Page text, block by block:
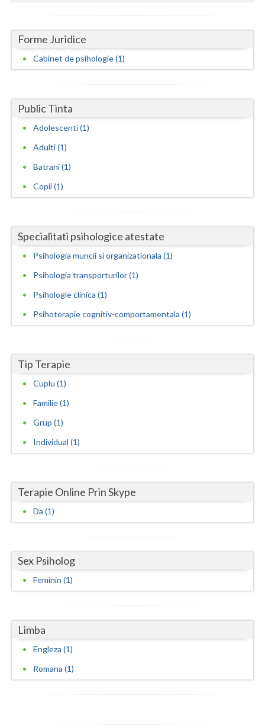
Ilfov
Maramures
Mures
Neamt
Salaj
Satu-Mare
Sibiu
Suceava
Teleorman
Timis
Valcea
Vaslui
Forme Juridice
Cabinet de psihologie (1)
Public Tinta
Adolescenti (1)
Adulti (1)
Batrani (1)
Copii (1)
Specialitati psihologice atestate
Psihologia muncii si organizationala (1)
Psihologia transporturilor (1)
Psihologie clinica (1)
Psihoterapie cognitiv-comportamentala (1)
Tip Terapie
Cuplu (1)
Familie (1)
Grup (1)
Individual (1)
Terapie Online Prin Skype
Da (1)
Sex Psiholog
Feminin (1)
Limba
Engleza (1)
Romana (1)